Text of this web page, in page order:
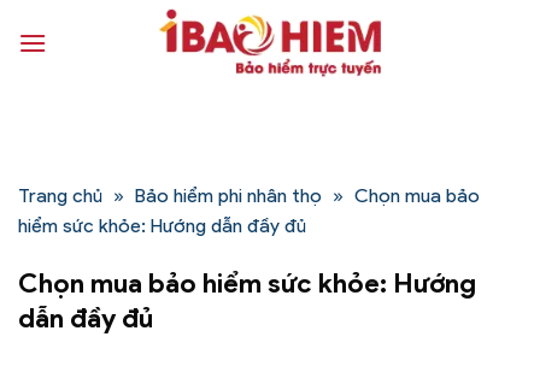
qua
Trang chủ » Bảo hiểm phi nhân thọ » Chọn mua bảo
hiểm sức khỏe: Hướng dẫn đầy đủ
Chọn mua bảo hiểm sức khỏe: Hướng
dẫn đầy đủ